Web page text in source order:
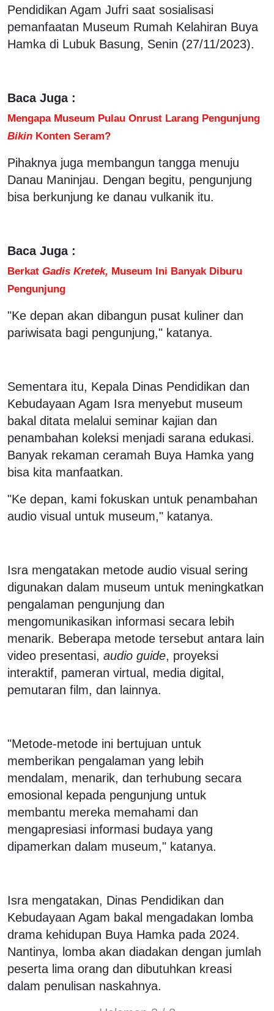
Pendidikan Agam Jufri saat sosialisasi
pemanfaatan Museum Rumah Kelahiran Buya
Hamka di Lubuk Basung, Senin (27/11/2023).
Baca Juga :
Mengapa Museum Pulau Onrust Larang Pengunjung
Bikin Konten Seram?
Pihaknya juga membangun tangga menuju
Danau Maninjau. Dengan begitu, pengunjung
bisa berkunjung ke danau vulkanik itu.
Baca Juga :
Berkat Gadis Kretek, Museum Ini Banyak Diburu
Pengunjung
"Ke depan akan dibangun pusat kuliner dan
pariwisata bagi pengunjung," katanya.
Sementara itu, Kepala Dinas Pendidikan dan
Kebudayaan Agam Isra menyebut museum
bakal ditata melalui seminar kajian dan
penambahan koleksi menjadi sarana edukasi.
Banyak rekaman ceramah Buya Hamka yang
bisa kita manfaatkan.
"Ke depan, kami fokuskan untuk penambahan
audio visual untuk museum," katanya.
Isra mengatakan metode audio visual sering
digunakan dalam museum untuk meningkatkan
pengalaman pengunjung dan
mengomunikasikan informasi secara lebih
menarik. Beberapa metode tersebut antara lain
video presentasi, audio guide, proyeksi
interaktif, pameran virtual, media digital,
pemutaran film, dan lainnya.
"Metode-metode ini bertujuan untuk
memberikan pengalaman yang lebih
mendalam, menarik, dan terhubung secara
emosional kepada pengunjung untuk
membantu mereka memahami dan
mengapresiasi informasi budaya yang
dipamerkan dalam museum," katanya.
Isra mengatakan, Dinas Pendidikan dan
Kebudayaan Agam bakal mengadakan lomba
drama kehidupan Buya Hamka pada 2024.
Nantinya, lomba akan diadakan dengan jumlah
peserta lima orang dan dibutuhkan kreasi
dalam penulisan naskahnya.